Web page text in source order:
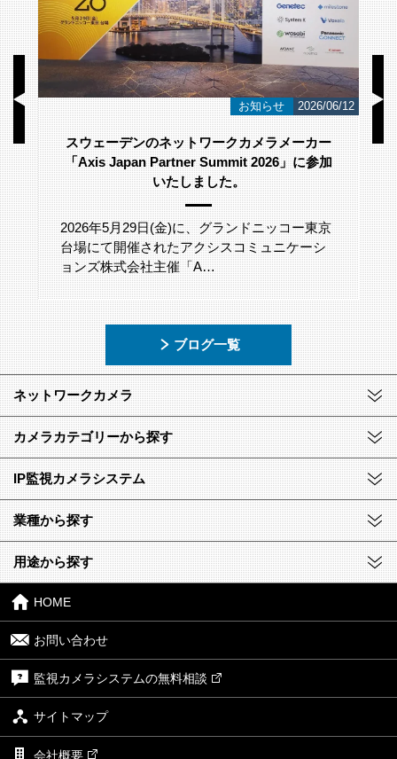
お知らせ 2026/06/12
スウェーデンのネットワークカメラメーカー
「Axis Japan Partner Summit 2026」に参加
いたしました。
2026年5月29日(金)に、グランドニッコー東京
台場にて開催されたアクシスコミュニケーシ
ョンズ株式会社主催「A…
ブログ一覧
ネットワークカメラ
カメラカテゴリーから探す
IP監視カメラシステム
業種から探す
用途から探す
HOME
お問い合わせ
監視カメラシステムの無料相談
サイトマップ
会社概要